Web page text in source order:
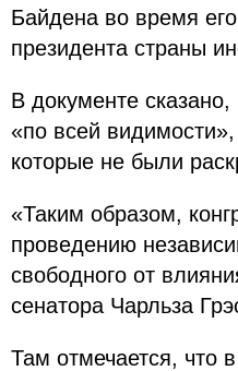
Байдена во время
президента страны
В документе
«по всей
которые не были
«Таким образом,
проведению
свободного от
сенатора Чарльза
Там отмечается, что